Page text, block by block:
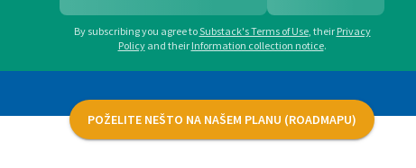
By subscribing you agree toSubstack's Terms of Use, their Privacy
Policy and their Information collection notice.
POŽELITE NEŠTO NA NAŠEM PLANU (ROADMAPU)